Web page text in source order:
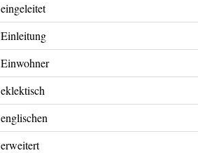
eingeleitet
Einleitung
Einwohner
eklektisch
englischen
erweitert